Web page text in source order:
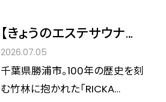
がらにして雪に触れる、そんな非
日常のサウナ体験へ出かけませ
んか。
は、今、多くのサウナーの注目を
集めています。 阿寒湖の星空を
仰ぐドーム型サウナから、2026
年8月10日に誕生する最新施設
【きょうのエステサウナ旅
VOL.13】竹林が奏でる、静
寂のシンフォニー。千葉・
勝浦「RICKA
2026.07.05
千葉県勝浦市。100年の歴史を刻
む竹林に抱かれた「RICKA